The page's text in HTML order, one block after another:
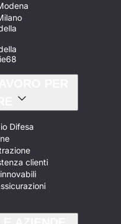
Difesa
clienti